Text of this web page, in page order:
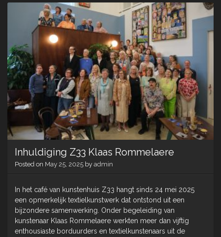
de
Inhuldiging Z33 Klaas Rommelaere
Posted on May 25, 2025 by admin
In het café van kunstenhuis Z33 hangt sinds 24 mei 2025
een opmerkelijk textielkunstwerk dat ontstond uit een
bijzondere samenwerking. Onder begeleiding van
kunstenaar Klaas Rommelaere werkten meer dan vijftig
enthousiaste borduurders en textielkunstenaars uit de